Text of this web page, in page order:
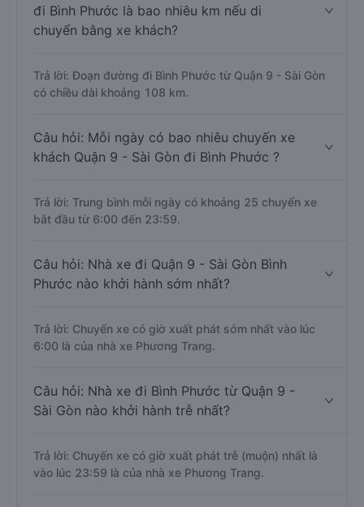
đi Bình Phước là bao nhiêu km nếu di
chuyển bằng xe khách?
Trả lời: Đoạn đường đi Bình Phước từ Quận 9 - Sài Gòn
có chiều dài khoảng 108 km.
Câu hỏi: Mỗi ngày có bao nhiêu chuyến xe
khách Quận 9 - Sài Gòn đi Bình Phước ?
Trả lời: Trung bình mỗi ngày có khoảng 25 chuyến xe
bắt đầu từ 6:00 đến 23:59.
Câu hỏi: Nhà xe đi Quận 9 - Sài Gòn Bình
Phước nào khởi hành sớm nhất?
Trả lời: Chuyến xe có giờ xuất phát sớm nhất vào lúc
6:00 là của nhà xe Phương Trang.
Câu hỏi: Nhà xe đi Bình Phước từ Quận 9 -
Sài Gòn nào khởi hành trễ nhất?
Trả lời: Chuyến xe có giờ xuất phát trễ (muộn) nhất là
vào lúc 23:59 là của nhà xe Phương Trang.